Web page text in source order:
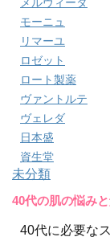
モーニュ
リマーユ
ロゼット
ロート製薬
ヴァントルテ
ヴェレダ
日本盛
資生堂
未分類
40代の肌の悩み
40代に必要な